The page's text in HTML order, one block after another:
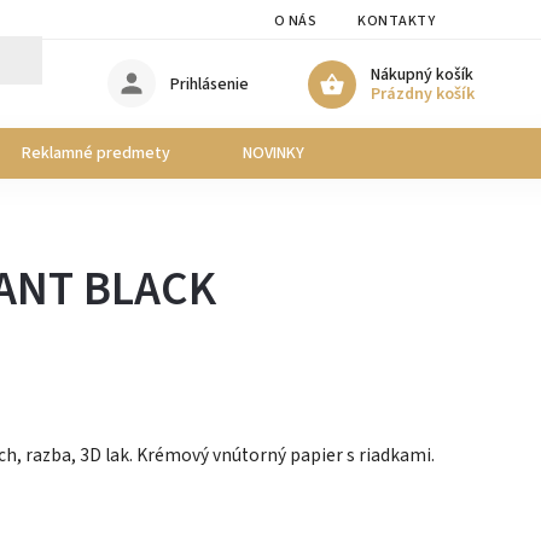
O NÁS KONTAKTY
Nákupný košík
Prázdny košík
Prihlásenie
Reklamné predmety NOVINKY
BLACK
razba, 3D lak. Krémový vnútorný papier s riadkami.